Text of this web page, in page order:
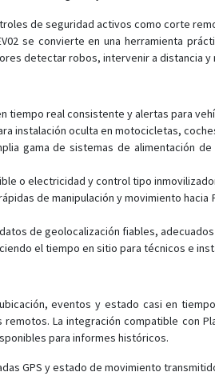
de seguridad activos como corte
se convierte en una herramienta
detectar robos, intervenir a distancia y
tiempo real consistente y alertas para
instalación oculta en motocicletas,
gama de sistemas de alimentación
o electricidad y control tipo
de manipulación y movimiento
de geolocalización fiables,
el tiempo en sitio para técnicos e
eventos y estado casi en
La integración compatible con
para informes históricos.
GPS y estado de movimiento